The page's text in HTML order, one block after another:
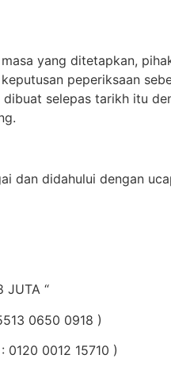
yang ditetapkan,
peperiksaan
selepas tarikh itu
dan didahului dengan
JUTA “
0650 0918 )
0120 0012 15710 )